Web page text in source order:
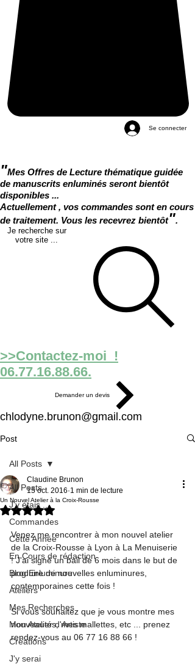
Se connecter
"Mes Offres de Lecture thématique guidée
de manuscrits enluminés seront bientôt
disponibles ...
Actuellement , vos commandes sont en cours
de traitement. Vous les recevrez bientôt".
Je recherche sur
votre site ...
>>Contactez-moi !
06.77.16.88.66.
Demander un devis
chlodyne.brunon@gmail.com
Post
All Posts
J'y étais ...
Commandes
Cette Année
En Cours de rédaction
Blog Enluminure
Ateliers
Mes Recherches
Mon Atelier d'Artiste
Créations
J'y serai
All Posts
Un Nouvel Atelier à la Croix-Rousse
Claudine Brunon
15 oct. 2016 1 min de lecture
Noté NaN étoiles sur 5.
Venez me rencontrer à mon nouvel atelier
de la Croix-Rousse à Lyon à La Menuiserie
! J'ai signé un bail de 6 mois dans le but de
produire de nouvelles enluminures,
contemporaines cette fois !
Si vous souhaitez que je vous montre mes
nouveautés, mes mallettes, etc ... prenez
rendez-vous au 06 77 16 88 66 !